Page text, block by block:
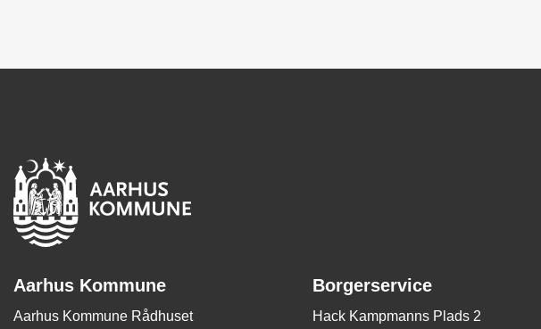
Aarhus Kommune
Aarhus Kommune Rådhuset
Borgerservice
Hack Kampmanns Plads 2